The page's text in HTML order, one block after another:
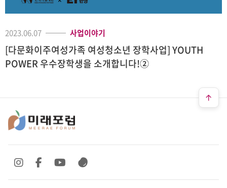
2023.06.07 사업이야기
[다문화이주여성가족 여성청소년 장학사업] YOUTH
POWER 우수장학생을 소개합니다!②
SNS 바로가기
SNS 바로가기SNS 바로가기
SNS 바로가기